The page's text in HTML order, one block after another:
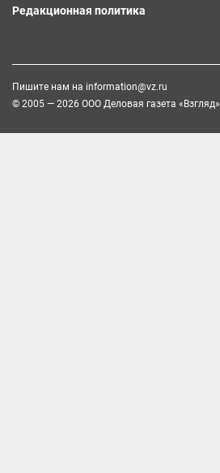
Редакционная политика
Пишите нам на information@vz.ru
© 2005 — 2026 ООО Деловая газета «Взгляд»